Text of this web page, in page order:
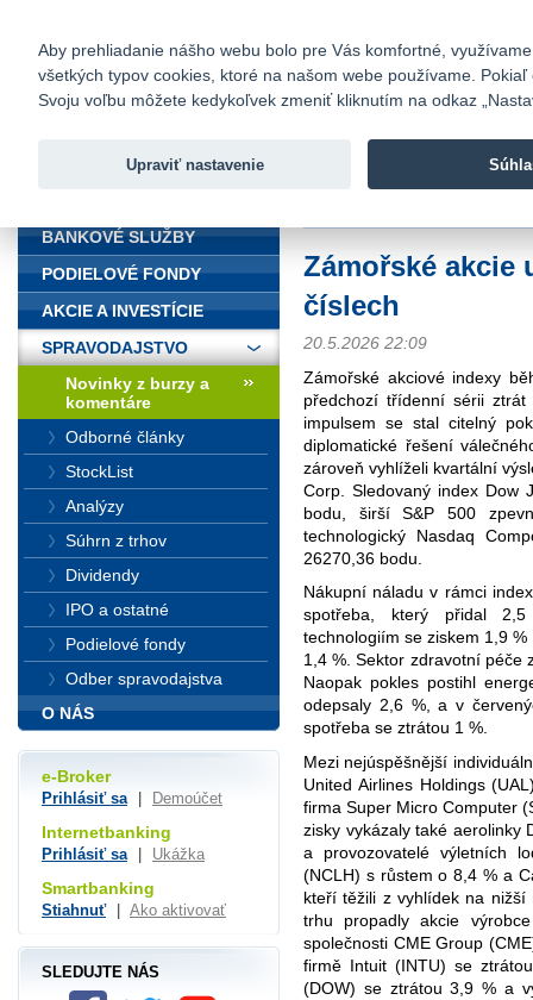
Fio banka
Fio banka
Zámořské akcie
číslech
20.5.2026 22:09
Zámořské akciové indexy
předchozí třídenní sérii
impulsem se stal citelný
diplomatické řešení
zároveň vyhlíželi kvartální
Corp. Sledovaný index Dow
bodu, širší S&P 500
technologický Nasdaq
26270,36 bodu.
Nákupní náladu v rámci
spotřeba, který přidal
technologiím se ziskem 1,9
1,4 %. Sektor zdravotní péče
Naopak pokles postihl
odepsaly 2,6 %, a v
spotřeba se ztrátou 1 %.
Mezi nejúspěšnější
United Airlines Holdings
firma Super Micro Computer
zisky vykázaly také aerolinky
a provozovatelé výletních
(NCLH) s růstem o 8,4 % a
kteří těžili z vyhlídek na
trhu propadly akcie
společnosti CME Group
firmě Intuit (INTU) se
(DOW) se ztrátou 3,9 % a
BANKOVÉ SLUŽBY
PODIELOVÉ FONDY
AKCIE A INVESTÍCIE
SPRAVODAJSTVO
Novinky z burzy a
komentáre
Odborné články
StockList
Analýzy
Súhrn z trhov
Dividendy
IPO a ostatné
Podielové fondy
Odber spravodajstva
O NÁS
e-Broker
Prihlásiť sa Demoúčet
Internetbanking
Prihlásiť sa Ukážka
Smartbanking
Stiahnuť Ako aktivovať
SLEDUJTE NÁS
Aby prehliadanie nášho webu bolo pre Vás komfortné,
všetkých typov cookies, ktoré na našom webe používame.
Svoju voľbu môžete kedykoľvek zmeniť kliknutím na odkaz
Upraviť nastavenie